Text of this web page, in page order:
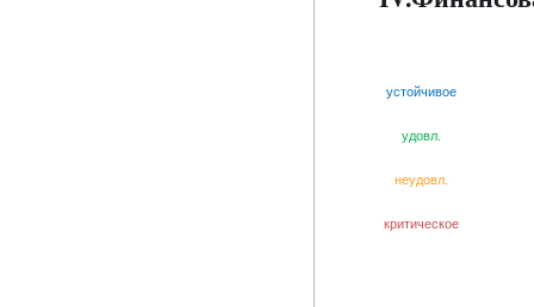
устойчивое
удовл.
неудовл.
критическое